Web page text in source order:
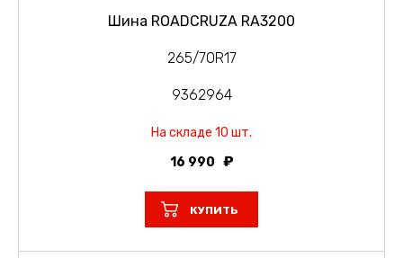
Шина ROADCRUZA RA3200
265/70R17
9362964
На складе 10 шт.
16 990
КУПИТЬ